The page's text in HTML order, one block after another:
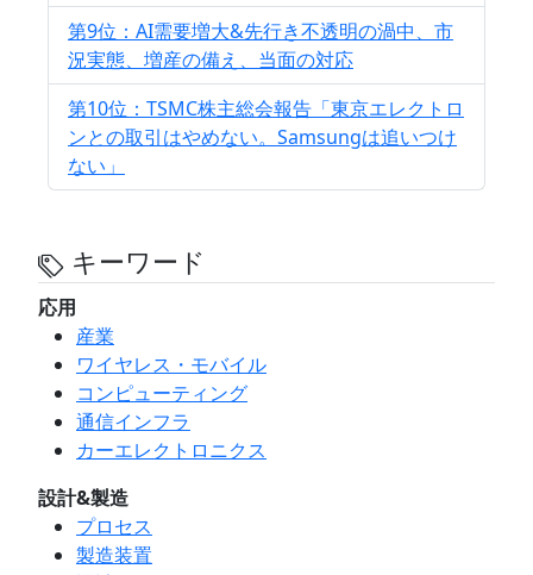
第9位：AI需要増大&先行き不透明の渦中、市
況実態、増産の備え、当面の対応
第10位：TSMC株主総会報告「東京エレクトロ
ンとの取引はやめない。Samsungは追いつけ
ない」
キーワード
応用
産業
ワイヤレス・モバイル
コンピューティング
通信インフラ
カーエレクトロニクス
設計&製造
プロセス
製造装置